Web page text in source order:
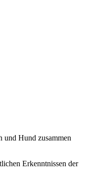
Hund zusammen
Erkenntnissen der